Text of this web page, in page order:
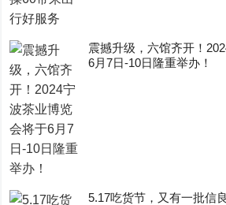
震撼升级，六馆齐开！
6月7日-10日隆重举办！
5.17吃货节，又有一批信